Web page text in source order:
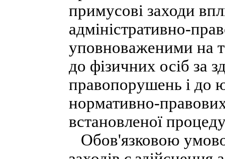
примусові заходи
адміністративно-
уповноваженими на
до фізичних осіб за
правопорушень і до
нормативно-
встановленої
Обов'язковою